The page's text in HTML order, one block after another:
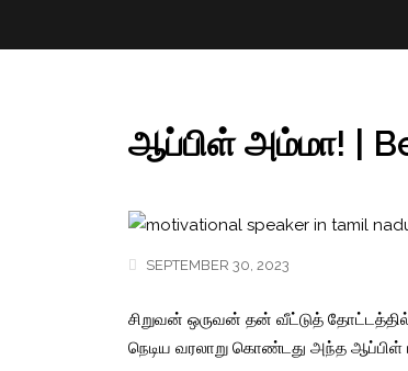
ஆப்பிள் அம்மா! |
SEPTEMBER 30, 2023
சிறுவன் ஒருவன் தன் வீட்டுத்
நெடிய வரலாறு கொண்டது அந்த ஆப்பிள்